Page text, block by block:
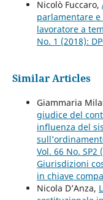
Nicolò Fuccaro,
parlamentare
lavoratore a
No. 1 (2018):
Similar Articles
Giammaria
giudice del
influenza del
Vol. 66 No. SP2
Giurisdizioni
in chiave
Nicola D’Anza,